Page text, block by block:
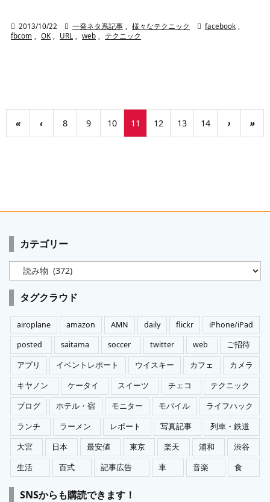
 2013/10/22  一発ネタ系記事 様々なテクニック  facebook
fbcom
OK URL web テクニック
« ‹ 8 9 10 11 12 13 14 › »
カテゴリー
テ
ゴ
ー
タグクラウド
airoplane amazon AMN daily flickr
iPhone/iPad
posted
saitama soccer twitter web
ご招待
アプリ
イベントレポート ウイスキー カフェ
カメラ
キヤノン
ケータイ スイーツ チェコ
テクニック
ブログ
ホテル・宿 モニター モバイル
ライフハック
ランチ
ラーメン レポート 写真記事
列車・鉄道
大宮
日本 最安値 東京 楽天 浦和
渋谷
生活
百式 記事広告 車 音楽 食
SNSからも購読できます！